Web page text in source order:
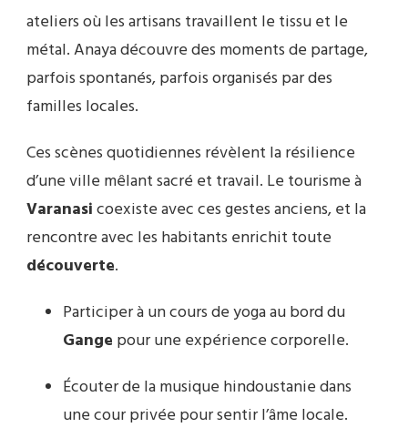
ateliers où les artisans travaillent le tissu et le
métal. Anaya découvre des moments de partage,
parfois spontanés, parfois organisés par des
familles locales.
Ces scènes quotidiennes révèlent la résilience
d’une ville mêlant sacré et travail. Le tourisme à
Varanasicoexiste avec ces gestes anciens, et la
rencontre avec les habitants enrichit toute
découverte.
Participer à un cours de yoga au bord du
Gange pour une expérience corporelle.
Écouter de la musique hindoustanie dans
une cour privée pour sentir l’âme locale.